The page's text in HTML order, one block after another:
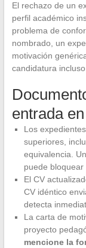
El rechazo de un
perfil académico
problema de
nombrado, un
motivación
candidatura
entrada
Los
superiores,
equivalencia.
puede bloquear
El CV
CV idéntico
detecta
La carta de
proyecto
mencione la